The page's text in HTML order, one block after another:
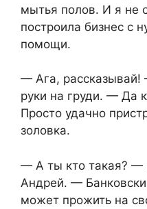
мытья полов. И я не
построила бизнес с
помощи.
— Ага, рассказывай!
руки на груди. — Да
Просто удачно
золовка.
— А ты кто такая? —
Андрей. —
может прожить на